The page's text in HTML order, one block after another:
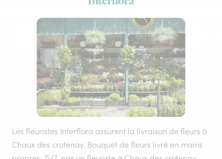
Les fleuristes Interflora assurent la livraison de fleurs à
Chaux des crotenay. Bouquet de fleurs livré en mains